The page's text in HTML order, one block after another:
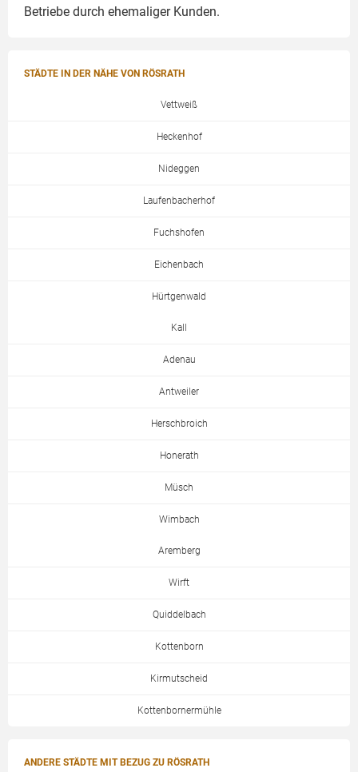
Betriebe durch ehemaliger Kunden.
STÄDTE IN DER NÄHE VON RÖSRATH
Vettweiß
Heckenhof
Nideggen
Laufenbacherhof
Fuchshofen
Eichenbach
Hürtgenwald
Kall
Adenau
Antweiler
Herschbroich
Honerath
Müsch
Wimbach
Aremberg
Wirft
Quiddelbach
Kottenborn
Kirmutscheid
Kottenbornermühle
ANDERE STÄDTE MIT BEZUG ZU RÖSRATH